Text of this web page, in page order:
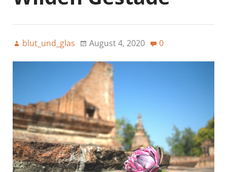
blut_und_glas August 4, 2020 0